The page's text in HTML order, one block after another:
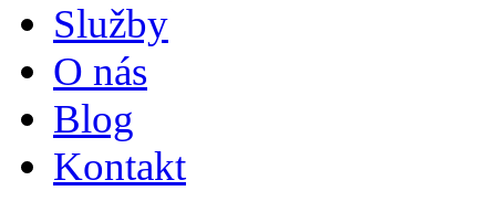
Služby
O nás
Blog
Kontakt